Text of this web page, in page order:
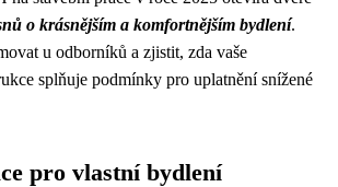
o krásnějším a komfortnějším bydlení.
u odborníků a zjistit, zda vaše
splňuje podmínky pro uplatnění snížené
pro vlastní bydlení